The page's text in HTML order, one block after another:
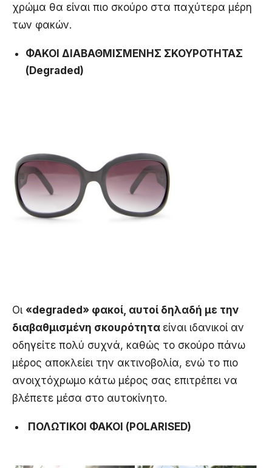
χρώμα θα είναι πιο σκούρο στα παχύτερα μέρη
των φακών.
ΦΑΚΟΙ ΔΙΑΒΑΘΜΙΣΜΕΝΗΣ ΣΚΟΥΡΟΤΗΤΑΣ
(Degraded)
Oι «degraded» φακοί, αυτοί δηλαδή με την
διαβαθμισμένη σκουρότητα είναι ιδανικοί αν
οδηγείτε πολύ συχνά, καθώς το σκούρο πάνω
μέρος αποκλείει την ακτινοβολία, ενώ το πιο
ανοιχτόχρωμο κάτω μέρος σας επιτρέπει να
βλέπετε μέσα στο αυτοκίνητο.
ΠΟΛΩΤΙΚΟΙ ΦΑΚΟΙ (POLARISED)